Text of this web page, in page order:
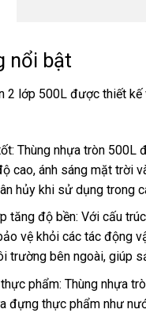
nổi bật
2 lớp 500L được thiết
Thùng nhựa tròn
cao, ánh sáng mặt trời
hủy khi sử dụng trong
tăng độ bền: Với cấu
vệ khỏi các tác động
trường bên ngoài, giúp
phẩm: Thùng nhựa
đựng thực phẩm như